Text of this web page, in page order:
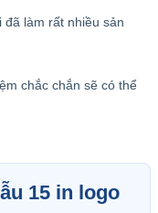
làm rất nhiều sản
chắc chắn sẽ có thể
15 in logo